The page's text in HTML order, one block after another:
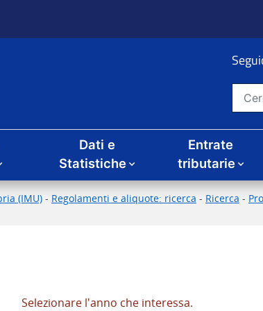
Cerca nel
Dati e
Statistiche
Entrate
tributarie
(IMU) - Regolamenti e aliquote: ricerca - Ricerca -
Selezionare l'anno che interessa.